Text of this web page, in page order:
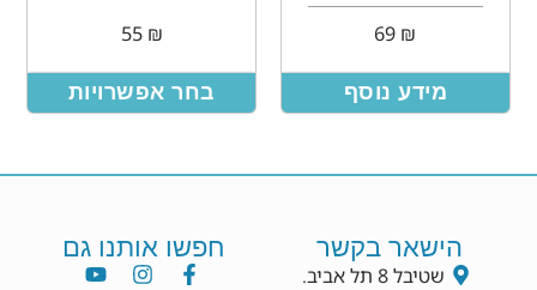
₪
מידע נוסף
₪
55
בחר אפשרויות
הישאר בקשר
שטיבל 8 תל אביב.
חפשו אותנו גם